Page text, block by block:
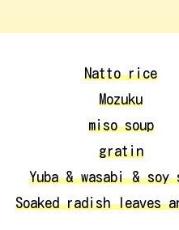
Natto rice
Mozuku
miso soup
gratin
Yuba & wasabi & soy
Soaked radish leaves